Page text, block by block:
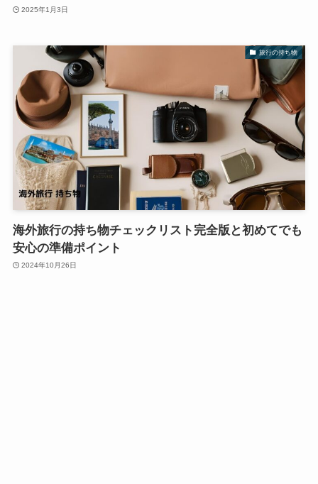
2025年1月3日
旅行の持ち物
海外旅行の持ち物チェックリスト完全版と初めてでも
安心の準備ポイント
2024年10月26日